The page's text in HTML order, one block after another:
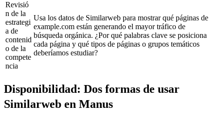
Revisió
n de la
estrategi
a de
contenid
o de la
compete
ncia
Usa los datos de Similarweb para mostrar qué páginas de
example.com están generando el mayor tráfico de
búsqueda orgánica. ¿Por qué palabras clave se posiciona
cada página y qué tipos de páginas o grupos temáticos
deberíamos estudiar?
Disponibilidad: Dos formas de usar
Similarweb en Manus